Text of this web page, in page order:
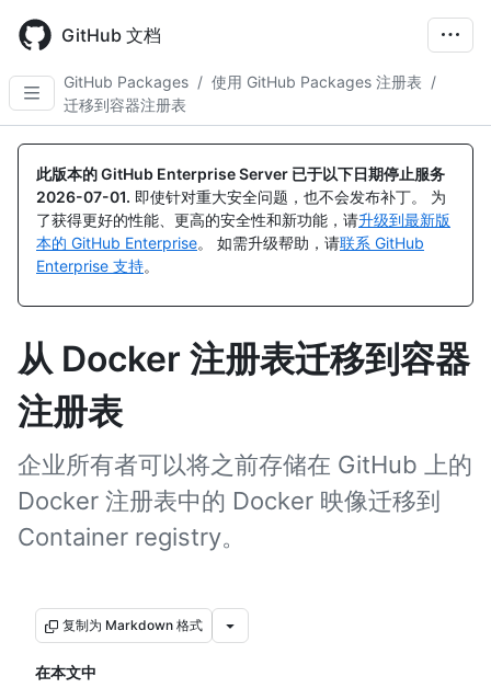
main
content
GitHub 文档
GitHub Packages / 使用 GitHub Packages 注册表 /
迁移到容器注册表
此版本的 GitHub Enterprise Server 已于以下日期停止服务
2026-07-01. 即使针对重大安全问题，也不会发布补丁。 为
了获得更好的性能、更高的安全性和新功能，请升级到最新版
本的 GitHub Enterprise。 如需升级帮助，请联系 GitHub
Enterprise 支持。
从 Docker 注册表迁移到容器
注册表
企业所有者可以将之前存储在 GitHub 上的
Docker 注册表中的 Docker 映像迁移到
Container registry。
复制为 Markdown 格式
在本文中